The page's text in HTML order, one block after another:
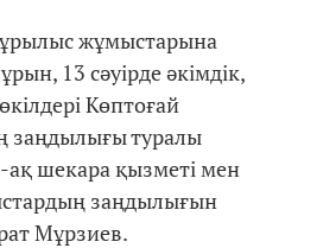
жұмыстарына
13 сәуірде әкімдік,
Көптоғай
заңдылығы туралы
ақ шекара қызметі мен
заңдылығын
Мұрзиев.